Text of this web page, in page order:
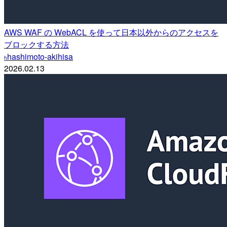
AWS WAF の WebACL を使って日本以外からのアクセスを
ブロックする方法
hhashimoto-akihisa
2026.02.13